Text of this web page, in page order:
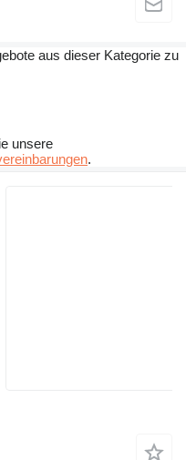
aus dieser Kategorie zu
unsere
.